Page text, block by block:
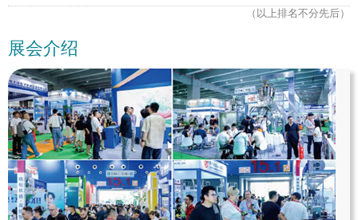
（以上排名不分先后）
展会介绍